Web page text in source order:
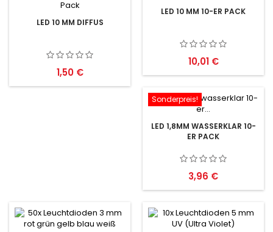
LED 10 MM DIFFUS
Preis
1,50 €
LED 10 MM 10-ER PACK
Preis
10,01 €
Sonderpreis!
LED 1,8MM WASSERKLAR 10-
ER PACK
Preis
3,96 €